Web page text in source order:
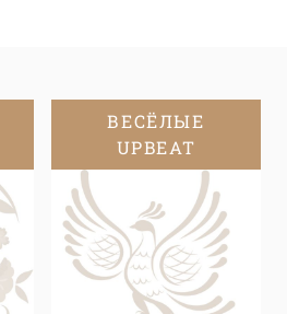
ВЕСЁЛЫЕ
UPBEAT